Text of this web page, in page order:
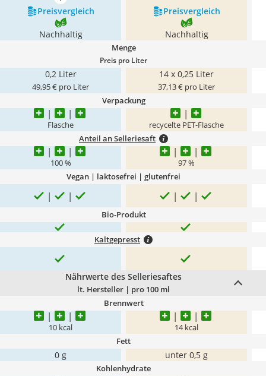
Preis­vergleich
Preis­vergleich
Nachhaltig Nachhaltig
Menge
Preis pro Liter
0,2 Liter
49,95 € pro Liter
14 x 0,25 Liter
37,13 € pro Liter
Verpackung
Flasche recycelte PET-Flasche
Anteil an Selleriesaft
100 % 97 %
Vegan | laktosefrei | glutenfrei
Bio-Produkt
Kaltgepresst
Nährwerte des Selleriesaftes
lt. Hersteller | pro 100 ml
Brennwert
10 kcal 14 kcal
Fett
0 g unter 0,5 g
Kohlenhydrate